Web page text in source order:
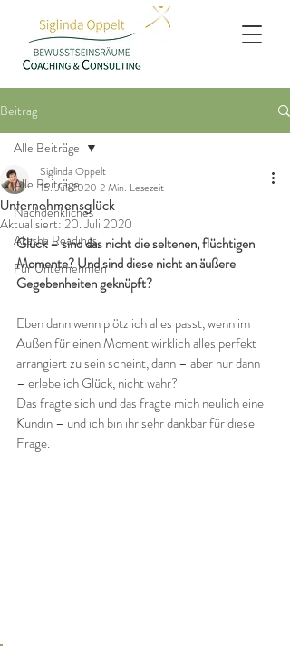
Beitrag
Alle Beiträge
Nachdenkliches
Akasha Readings
Für Unternehmen
Alle Beiträge
Unternehmensglück
Siglinda Oppelt
15. Juli 2020 2 Min. Lesezeit
Aktualisiert: 20. Juli 2020
Glück – sind das nicht die seltenen, flüchtigen
Momente? Und sind diese nicht an äußere
Gegebenheiten geknüpft?
Eben dann wenn plötzlich alles passt, wenn im
Außen für einen Moment wirklich alles perfekt
arrangiert zu sein scheint, dann – aber nur dann
– erlebe ich Glück, nicht wahr?
Das fragte sich und das fragte mich neulich eine
Kundin – und ich bin ihr sehr dankbar für diese
Frage.